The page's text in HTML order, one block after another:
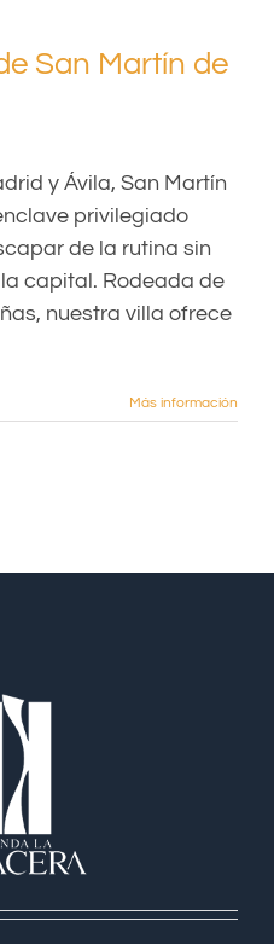
San Martín de
y Ávila, San Martín
privilegiado
de la rutina sin
capital. Rodeada de
nuestra villa ofrece
Más información